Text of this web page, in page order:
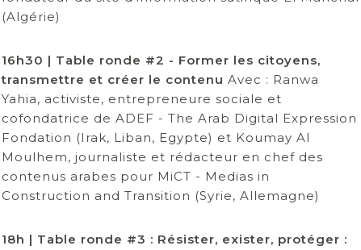
(Algérie)
16h30 | Table ronde #2 - Former les citoyens,
transmettre et créer le contenu Avec : Ranwa
Yahia, activiste, entrepreneure sociale et
cofondatrice de ADEF - The Arab Digital Expression
Fondation (Irak, Liban, Egypte) et Koumay Al
Moulhem, journaliste et rédacteur en chef des
contenus arabes pour MiCT - Medias in
Construction and Transition (Syrie, Allemagne)
18h | Table ronde #3 : Résister, exister, protéger :